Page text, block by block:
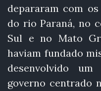
depararam com
do rio Paraná, no
Sul e no Mato
haviam fundado
desenvolvido
governo centrado